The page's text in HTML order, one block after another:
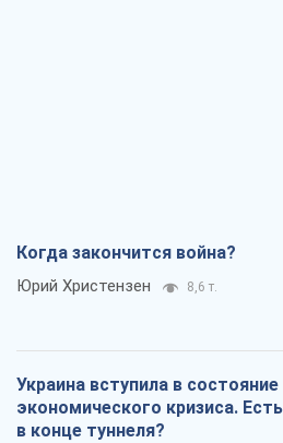
Когда закончится война?
Юрий Христензен 8,6 т.
Украина вступила в состояние
экономического кризиса.
в конце туннеля?